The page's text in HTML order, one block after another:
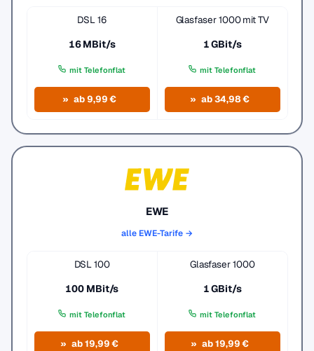
DSL 16
16 MBit/s
mit Telefonflat
ab 9,99 €
Glasfaser 1000 mit TV
1 GBit/s
mit Telefonflat
ab 34,98 €
EWE
alle EWE-Tarife →
DSL 100
100 MBit/s
mit Telefonflat
ab 19,99 €
Glasfaser 1000
1 GBit/s
mit Telefonflat
ab 19,99 €